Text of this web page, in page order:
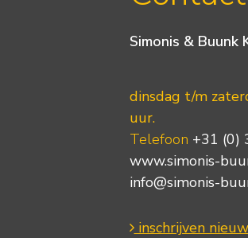
Simonis & Buunk
dinsdag t/m
uur.
Telefoon +31 (0)
www.simonis-
info@simonis-
inschrijven